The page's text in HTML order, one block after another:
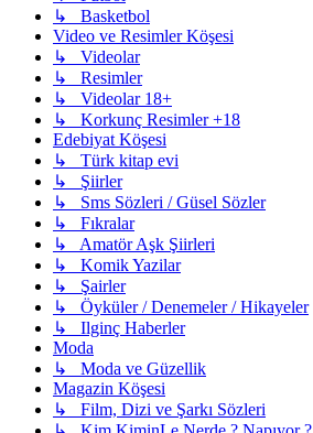
↳ Basketbol
Video ve Resimler Köşesi
↳ Videolar
↳ Resimler
↳ Videolar 18+
↳ Korkunç Resimler +18
Edebiyat Köşesi
↳ Türk kitap evi
↳ Şiirler
↳ Sms Sözleri / Güsel Sözler
↳ Fıkralar
↳ Amatör Aşk Şiirleri
↳ Komik Yazilar
↳ Şairler
↳ Öyküler / Denemeler / Hikayeler
↳ Ilginç Haberler
Moda
↳ Moda ve Güzellik
Magazin Köşesi
↳ Film, Dizi ve Şarkı Sözleri